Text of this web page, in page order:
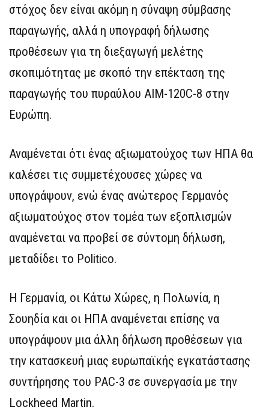
στόχος δεν είναι ακόμη η σύναψη σύμβασης
παραγωγής, αλλά η υπογραφή δήλωσης
προθέσεων για τη διεξαγωγή μελέτης
σκοπιμότητας με σκοπό την επέκταση της
παραγωγής του πυραύλου AIM-120C-8 στην
Ευρώπη.
Αναμένεται ότι ένας αξιωματούχος των ΗΠΑ θα
καλέσει τις συμμετέχουσες χώρες να
υπογράψουν, ενώ ένας ανώτερος Γερμανός
αξιωματούχος στον τομέα των εξοπλισμών
αναμένεται να προβεί σε σύντομη δήλωση,
μεταδίδει το Politico.
Η Γερμανία, οι Κάτω Χώρες, η Πολωνία, η
Σουηδία και οι ΗΠΑ αναμένεται επίσης να
υπογράψουν μια άλλη δήλωση προθέσεων για
την κατασκευή μιας ευρωπαϊκής εγκατάστασης
συντήρησης του PAC-3 σε συνεργασία με την
Lockheed Martin.